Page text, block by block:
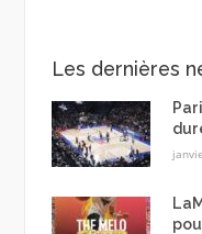
Les dernières